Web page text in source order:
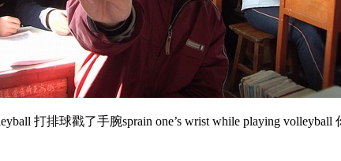
打排球戳了手腕sprain one’s wrist while playing